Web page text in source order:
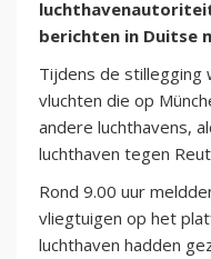
berichten in Duitse
Tijdens de
vluchten die op
andere luchthavens,
luchthaven tegen
Rond 9.00 uur
vliegtuigen op het
luchthaven hadden